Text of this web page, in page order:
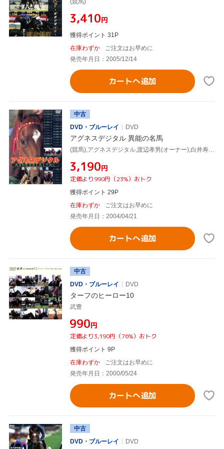
¥3,410円
獲得ポイント 31P
在庫わずか
ご注文はお早めに
発売年月日：2005/12/14
カートへ追加
中古
DVD・ブルーレイ
DVD
アグネスデジタル 異能の名馬
(競馬),アグネスデジタル,渡辺孝男(オーナー),白井寿昭(調教師),的場均(調教師),井上多実男(厩務員),四位洋文(騎手)
¥3,190円
定価より990円（23%）おトク
獲得ポイント 29P
在庫わずか
ご注文はお早めに
発売年月日：2004/04/21
カートへ追加
中古
DVD・ブルーレイ
DVD
ターフのヒーロー10
武豊
¥990円
定価より3,190円（76%）おトク
獲得ポイント 9P
在庫わずか
ご注文はお早めに
発売年月日：2000/05/24
カートへ追加
中古
DVD・ブルーレイ
DVD